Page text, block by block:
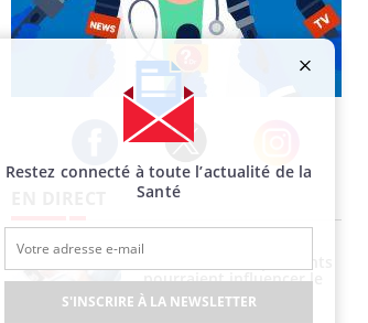
Facebook Twitter Instagram
pourraient influencer le
poids des enfants
Restez connecté à toute l’actualité de la
Santé
S'INSCRIRE À LA NEWSLETTER